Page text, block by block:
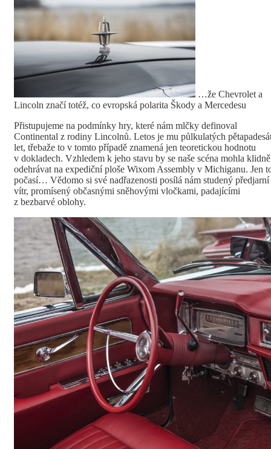
…že Chevrolet a
Lincoln značí totéž, co evropská polarita Škody a Mercedesu
Přistupujeme na podmínky hry, které nám mlčky definoval
Continental z rodiny Lincolnů. Letos je mu půlkulatých
let, třebaže to v tomto případě znamená jen teoretickou hodnotu
v dokladech. Vzhledem k jeho stavu by se naše scéna mohla klidně
odehrávat na expediční ploše Wixom Assembly v Michiganu. Jen
počasí… Vědomo si své nadřazenosti posílá nám studený předjarní
vítr, promísený občasnými sněhovými vločkami, padajícími
z bezbarvé oblohy.